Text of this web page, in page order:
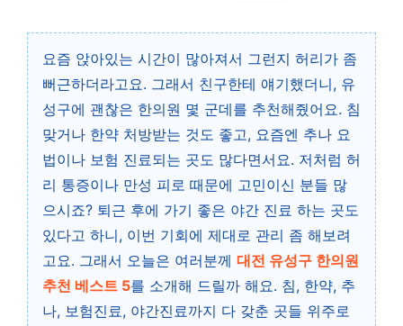
요즘 앉아있는 시간이 많아져서 그런지 허리가 좀
뻐근하더라고요. 그래서 친구한테 얘기했더니, 유
성구에 괜찮은 한의원 몇 군데를 추천해줬어요. 침
맞거나 한약 처방받는 것도 좋고, 요즘엔 추나 요
법이나 보험 진료되는 곳도 많다면서요. 저처럼 허
리 통증이나 만성 피로 때문에 고민이신 분들 많
으시죠? 퇴근 후에 가기 좋은 야간 진료 하는 곳도
있다고 하니, 이번 기회에 제대로 관리 좀 해보려
고요. 그래서 오늘은 여러분께 대전 유성구 한의원
추천 베스트 5를 소개해 드릴까 해요. 침, 한약, 추
나, 보험진료, 야간진료까지 다 갖춘 곳들 위주로